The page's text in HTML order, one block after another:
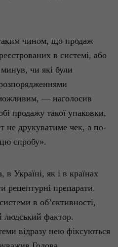
чином, що продаж
в системі, або
минув, чи які були
, — наголосив
продажу такої упаковки,
не друкуватиме чек, а по-
цю спробу».
, в Україні, як і в країнах
рецептурні препарати.
системи в об’єктивності,
людський фактор.
відразу нею фіксуються